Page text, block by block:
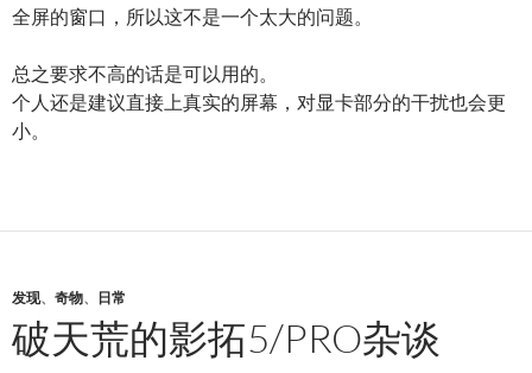
全屏的窗口，所以这不是一个太大的问题。
总之要求不高的话是可以用的。
个人还是建议直接上真实的屏幕，对显卡部分的干扰也会更
小。
发现、 奇物、 日常
破天荒的影拓5/PRO杂谈